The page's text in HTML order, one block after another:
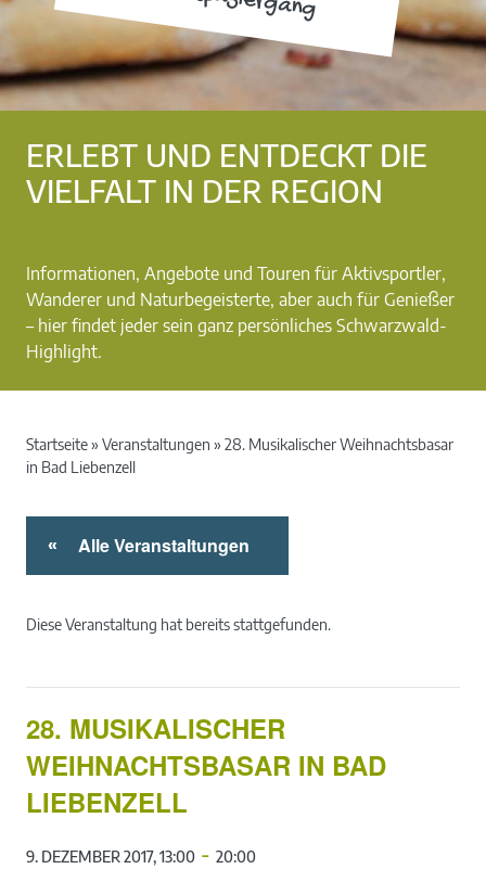
ERLEBT UND ENTDECKT DIE
VIELFALT IN DER REGION
Informationen, Angebote und Touren für Aktivsportler,
Wanderer und Naturbegeisterte, aber auch für Genießer
– hier findet jeder sein ganz persönliches Schwarzwald-
Highlight.
Startseite» Veranstaltungen » 28. Musikalischer Weihnachtsbasar
in Bad Liebenzell
« Alle Veranstaltungen
Diese Veranstaltung hat bereits stattgefunden.
28. MUSIKALISCHER
WEIHNACHTSBASAR IN BAD
LIEBENZELL
9. DEZEMBER 2017, 13:00 - 20:00